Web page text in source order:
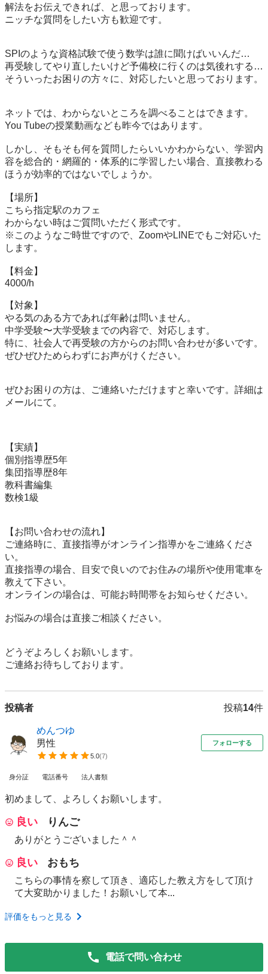
解法をお伝えできれば、と思っております。
ニッチな質問をしたい方も歓迎です。
SPIのような資格試験で使う数学は誰に聞けばいいんだ…
再受験してやり直したいけど予備校に行くのは気後れする…
そういったお困りの方々に、対応したいと思っております。
ネットでは、わからないところを調べることはできます。
You Tubeの授業動画なども昨今ではあります。
しかし、そもそも何を質問したらいいかわからない、学習内
容を総合的・網羅的・体系的に学習したい場合、直接教わる
ほうが効率的ではないでしょうか。
【場所】
こちら指定駅のカフェ
わからない時はご質問いただく形式です。
※このようなご時世ですので、ZoomやLINEでもご対応いた
します。
【料金】
4000/h
【対象】
やる気のある方であれば年齢は問いません。
中学受験〜大学受験までの内容で、対応します。
特に、社会人で再受験の方からのお問い合わせが多いです。
ぜひぜひためらわずにお声がけください。
ぜひお困りの方は、ご連絡いただけますと幸いです。詳細は
メールにて。
【実績】
個別指導歴5年
集団指導歴8年
教科書編集
数検1級
【お問い合わせの流れ】
ご連絡時に、直接指導がオンライン指導かをご連絡くださ
い。
直接指導の場合、目安で良いのでお住みの場所や使用電車を
教えて下さい。
オンラインの場合は、可能お時間帯をお知らせください。
お悩みの場合は直接ご相談ください。
どうぞよろしくお願いします。
ご連絡お待ちしております。
投稿者 投稿14件
めんつゆ
男性
5.0(7)
フォローする
身分証 電話番号 法人書類
初めまして、よろしくお願いします。
良い りんご
ありがとうございました＾＾
良い おもち
こちらの事情を察して頂き、適応した教え方をして頂け
て大変助かりました！お願いして本...
評価をもっと見る
電話で問い合わせ